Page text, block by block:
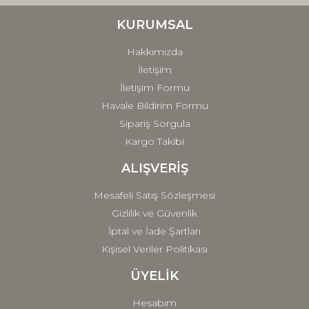
Ürün fiyatı diğer sitelerden daha pahalı.
Gönder
KURUMSAL
Hakkımızda
İletişim
İletişim Formu
Havale Bildirim Formu
Sipariş Sorgula
Kargo Takibi
ALIŞVERİŞ
Mesafeli Satış Sözleşmesi
Gizlilik ve Güvenlik
İptal ve İade Şartları
Kişisel Veriler Politikası
ÜYELİK
Hesabım